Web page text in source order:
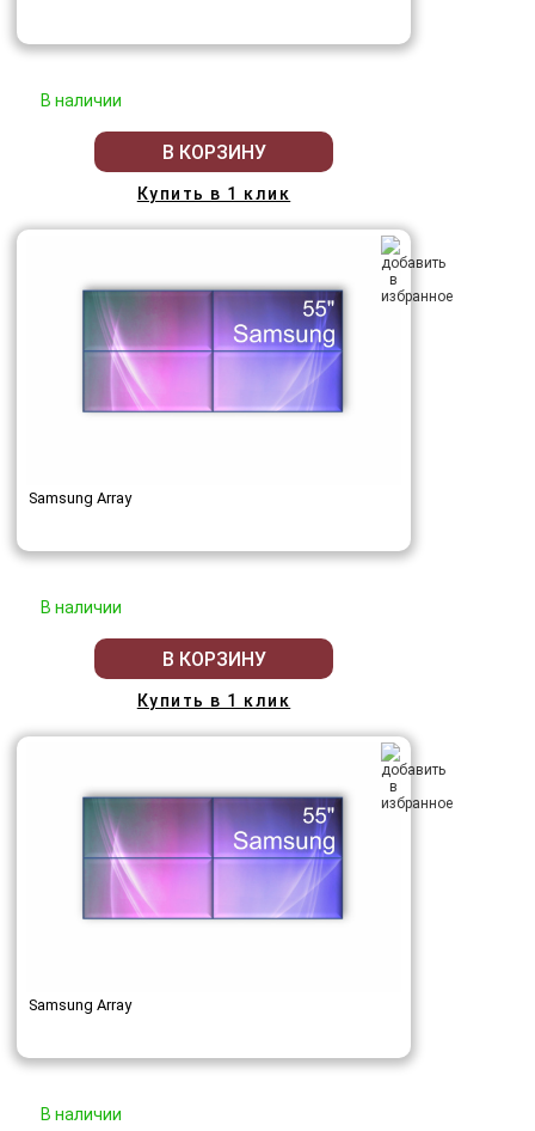
В наличии
В КОРЗИНУ
Купить в 1 клик
Samsung Array
В наличии
В КОРЗИНУ
Купить в 1 клик
Samsung Array
В наличии